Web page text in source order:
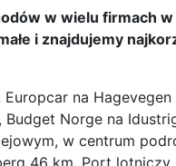
w wielu firmach
i znajdujemy
na Hagevegen
Norge na
w centrum
46 km, Port lotniczy